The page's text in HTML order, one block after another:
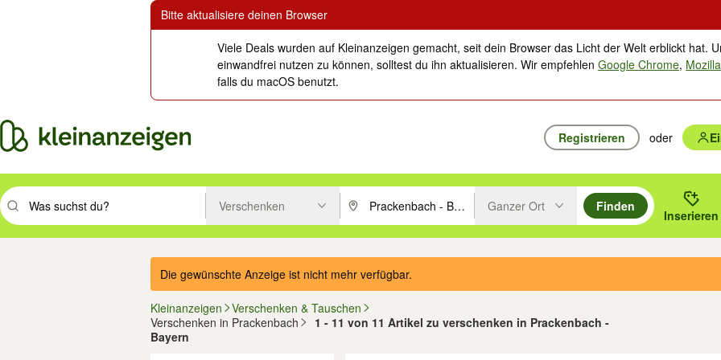
Bitte aktualisiere deinen Browser
Viele Deals wurden auf Kleinanzeigen gemacht, seit dein Browser das Licht der Welt erblickt hat.
einwandfrei nutzen zu können, solltest du ihn aktualisieren. Wir empfehlenGoogle Chrome,
falls du macOS benutzt.
Registrieren oder
Suchbegriff eingeben. Eingabetaste drücken um zu suchen, oder Vorschläge mit den Pfeiltasten nach oben/unten durchsuchen und mit
Verschenken PLZ oder Ort eingeben. Eingabetaste drücken um zu suchen, oder
Ganzer Ort
Finden
Inserieren
Die gewünschte Anzeige ist nicht mehr verfügbar.
Kleinanzeigen
Verschenken & Tauschen
Verschenken in Prackenbach
1 - 11 von 11 Artikel zu verschenken in Prackenbach -
Bayern